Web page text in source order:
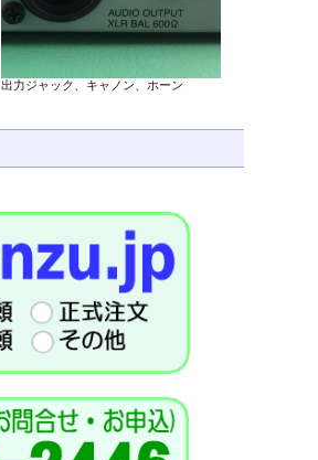
出力ジャック、キャノン、ホーン